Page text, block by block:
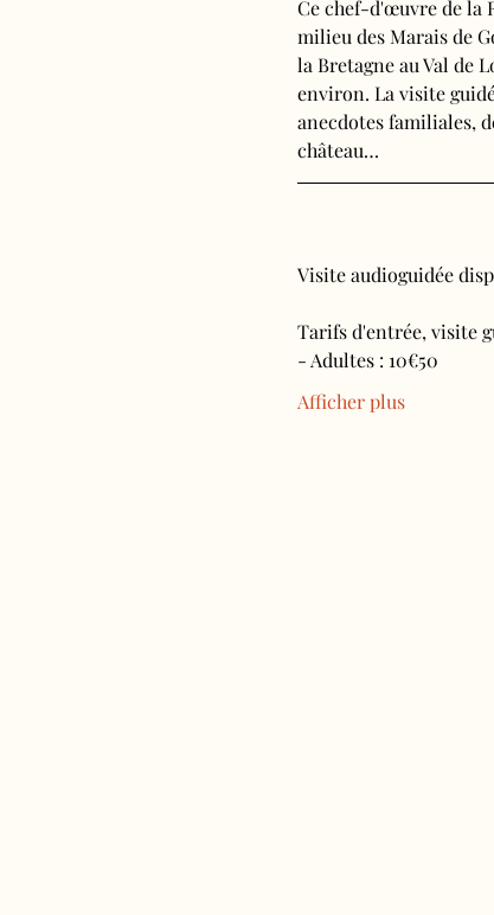
Ce chef-d'œuvre de la
milieu des Marais de
la Bretagne au Val de
environ. La visite
anecdotes familiales,
château…
Visite audioguidée
Tarifs d'entrée, visite
- Adultes : 10€50
Afficher plus